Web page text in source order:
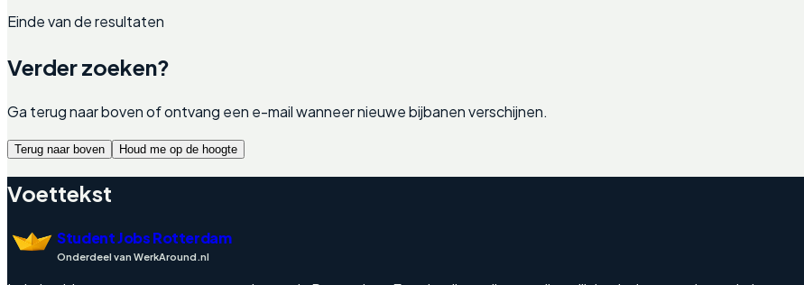
Einde van de resultaten
Verder zoeken?
Ga terug naar boven of ontvang een e-mail wanneer nieuwe bijbanen verschijnen.
Terug naar boven Houd me op de hoogte
Voettekst
Student Jobs Rotterdam
Onderdeel van WerkAround.nl